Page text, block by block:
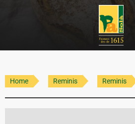
Home Reminis Reminis